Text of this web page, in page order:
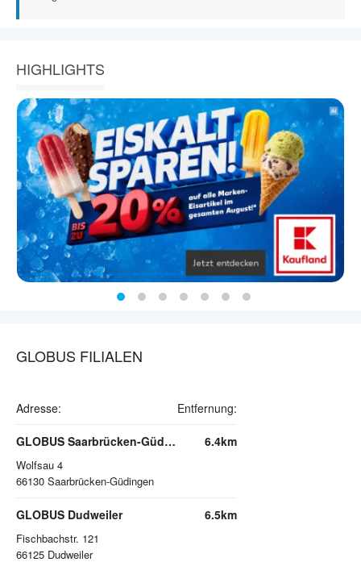
HIGHLIGHTS
GLOBUS FILIALEN
Adresse: Entfernung:
GLOBUS Saarbrücken-Güdingen
Wolfsau 4
66130 Saarbrücken-Güdingen
6.4km
GLOBUS Dudweiler
Fischbachstr. 121
66125 Dudweiler
6.5km